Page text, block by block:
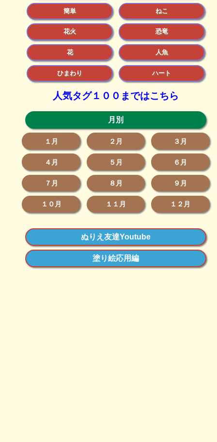
簡単 ねこ
花火 恐竜
花 人魚
ひまわり ハート
人気タグ１００まではこちら
月別
１月 ２月 ３月
４月 ５月 ６月
７月 ８月 ９月
１０月 １１月 １２月
ぬりえ友達Youtube
塗り絵応用編